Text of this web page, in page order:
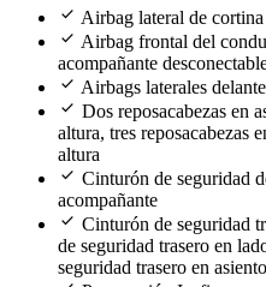
check Airbag lateral de
check Airbag frontal del
acompañante
check Airbags laterales
check Dos reposacabezas en
altura, tres reposacabezas
altura
check Cinturón de seguridad
acompañante
check Cinturón de seguridad
de seguridad trasero en
seguridad trasero en